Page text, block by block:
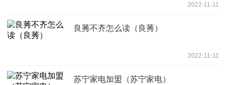
2022-11-11
良莠不齐怎么读（良莠）
2022-11-11
苏宁家电加盟（苏宁家电）